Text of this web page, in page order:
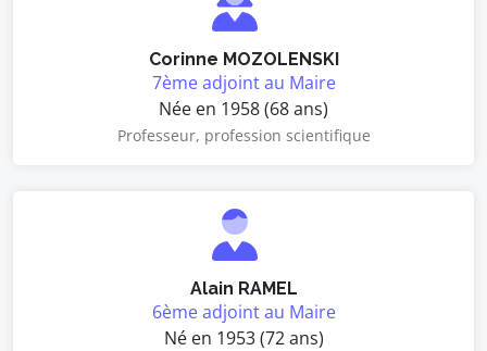
Corinne MOZOLENSKI
7ème adjoint au Maire
Née en 1958 (68 ans)
Professeur, profession scientifique
Alain RAMEL
6ème adjoint au Maire
Né en 1953 (72 ans)